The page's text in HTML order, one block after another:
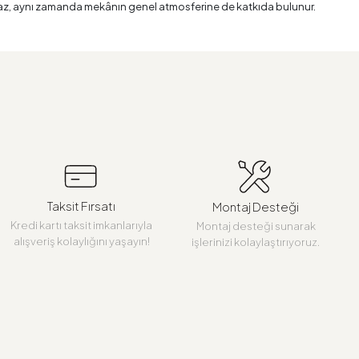
aynı zamanda mekânın genel atmosferine de katkıda bulunur.
çözümlerden, geniş aileler için büyük kapasiteli seçeneklere
alanlarda kullanım için idealdir. Doğru seçilen bir çamaşırlık,
Taksit Fırsatı
Kredi kartı taksit imkanlarıyla
alışveriş kolaylığını yaşayın!
Montaj Desteği
Montaj desteği sunarak
işlerinizi kolaylaştırıyoruz.